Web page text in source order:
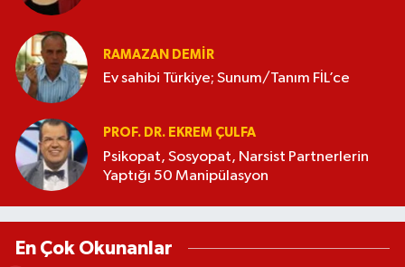
RAMAZAN DEMİR
Ev sahibi Türkiye; Sunum/Tanım FİL’ce
PROF. DR. EKREM ÇULFA
Psikopat, Sosyopat, Narsist Partnerlerin
Yaptığı 50 Manipülasyon
En Çok Okunanlar